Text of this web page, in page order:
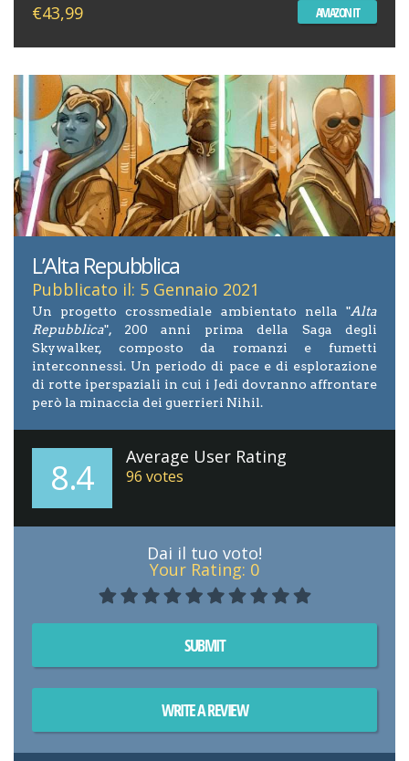
€43,99
AMAZON IT
L’Alta Repubblica
Pubblicato il: 5 Gennaio 2021
Un progetto crossmediale ambientato nella "Alta
Repubblica", 200 anni prima della Saga degli
Skywalker, composto da romanzi e fumetti
interconnessi. Un periodo di pace e di esplorazione
di rotte iperspaziali in cui i Jedi dovranno affrontare
però la minaccia dei guerrieri Nihil.
8.4 Average User Rating
96 votes
Dai il tuo voto!
Your Rating: 0
SUBMIT
WRITE A REVIEW